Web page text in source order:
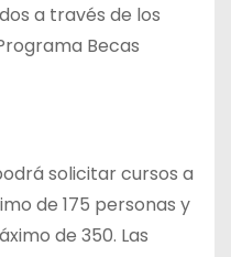
a través de los
Becas
solicitar cursos a
de 175 personas y
de 350. Las